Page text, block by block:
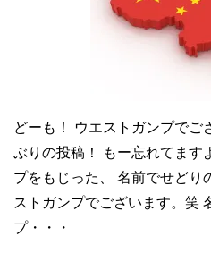
どーも！ ウエストガンプでご
ぶりの投稿！ もー忘れてます
プをもじった、 名前でせどり
ストガンプでございます。笑
プ・・・